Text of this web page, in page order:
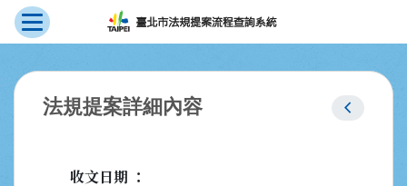
跳到主要內容
展開選單
法規提案詳細內容 chevron_left
收文日期